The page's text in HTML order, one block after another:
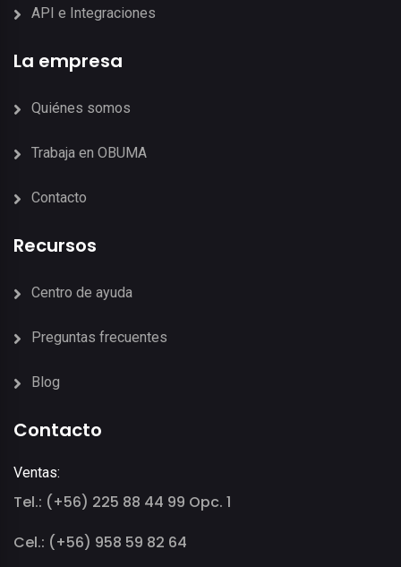
API e Integraciones
La empresa
Quiénes somos
Trabaja en OBUMA
Contacto
Recursos
Centro de ayuda
Preguntas frecuentes
Blog
Contacto
Ventas:
Tel.: (+56) 225 88 44 99 Opc. 1
Cel.: (+56) 958 59 82 64